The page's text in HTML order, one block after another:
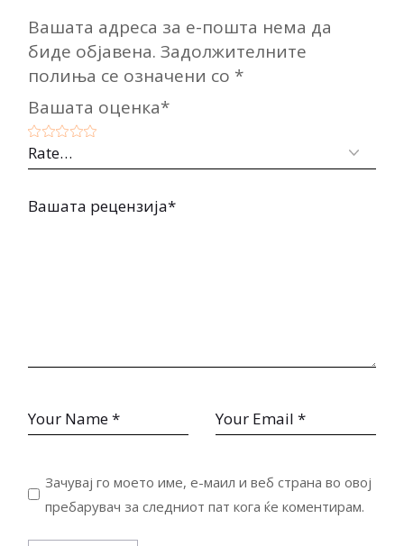
Вашата адреса за е-пошта нема да
биде објавена. Задолжителните
полиња се означени со *
Вашата оценка*
Зачувај го моето име, е-маил и веб страна во овој
пребарувач за следниот пат кога ќе коментирам.